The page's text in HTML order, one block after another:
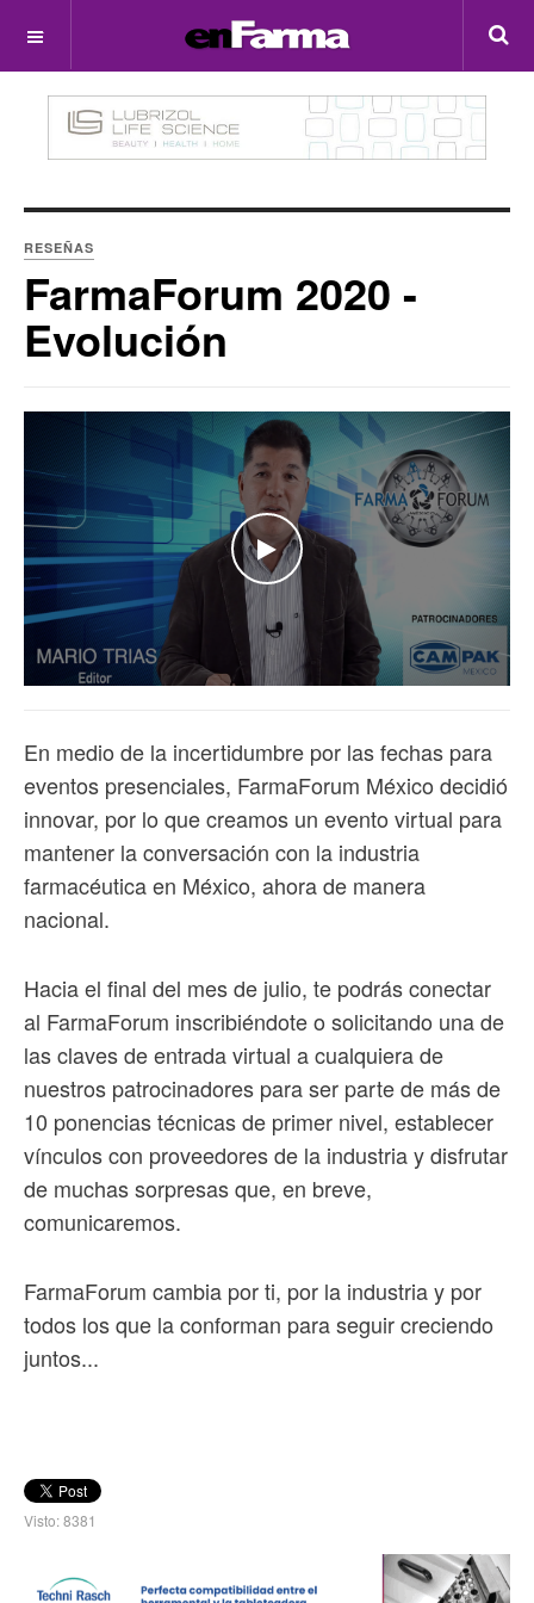
OFF CANVAS
RESEÑAS
FarmaForum 2020 -
Evolución
WATCH THE VIDEO
En medio de la incertidumbre por las fechas para
eventos presenciales, FarmaForum México decidió
innovar, por lo que creamos un evento virtual para
mantener la conversación con la industria
farmacéutica en México, ahora de manera
nacional.
Hacia el final del mes de julio, te podrás conectar
al FarmaForum inscribiéndote o solicitando una de
las claves de entrada virtual a cualquiera de
nuestros patrocinadores para ser parte de más de
10 ponencias técnicas de primer nivel, establecer
vínculos con proveedores de la industria y disfrutar
de muchas sorpresas que, en breve,
comunicaremos.
FarmaForum cambia por ti, por la industria y por
todos los que la conforman para seguir creciendo
juntos...
Visto: 8381